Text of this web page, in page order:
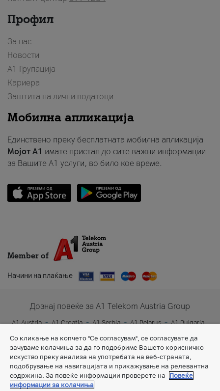
Профил
За нас
Новости
А1 Групација
Кариера
Заштита на лични податоци
Мобилна апликација
Единствено преку бесплатната мобилна апликација
Мојот A1 имате пристап до сите важни информации
за Вашите A1 услуги, во било кое време.
Member of
Начини на плаќање
Дознај повеќе за A1 Telekom Austria Group
A1 Austria A1 Croatia A1 Serbia A1 Belarus
A1 Bulgaria
A1 Slovenia
A1 Digital
Со кликање на копчето "Се согласувам", се согласувате да
зачуваме колачиња за да го подобриме Вашето корисничко
искуство преку анализа на употребата на веб-страната,
подобрување на навигацијата и прикажување на релевантна
содржина. За повеќе информации проверете на
Повеќе
информации за колачиња